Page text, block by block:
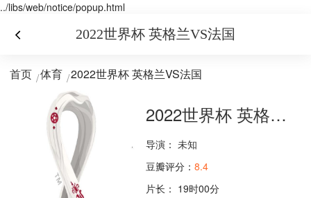
../libs/web/notice/popup.html
2022世界杯 英格兰VS法国
首页 体育 2022世界杯 英格兰VS法国
2022世界杯 英格兰VS法国
导演： 未知
豆瓣评分： 8.4
片长： 19时00分